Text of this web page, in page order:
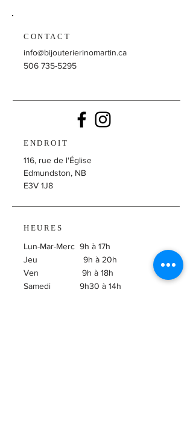
CONTACT
info@bijouterierinomartin.ca
506 735-5295
ENDROIT
116, rue de l'Église
Edmundston, NB
E3V 1J8
HEURES
Lun-Mar-Merc 9h à 17h
Jeu 9h à 20h
Ven 9h à 18h
Samedi 9h30 à 14h